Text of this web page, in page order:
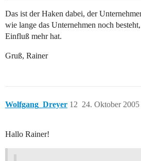
Das ist der Haken dabei, der
wie lange das Unternehmen noch
Einfluß mehr hat.
Gruß, Rainer
Wolfgang_Dreyer 24. Oktober
12
Hallo Rainer!